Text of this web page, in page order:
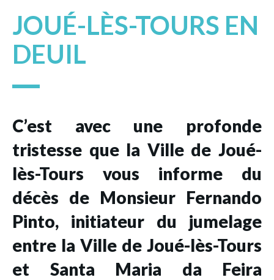
JOUÉ-LÈS-TOURS EN
DEUIL
C’est avec une profonde
tristesse que la Ville de Joué-
lès-Tours vous informe du
décès de Monsieur Fernando
Pinto, initiateur du jumelage
entre la Ville de Joué-lès-Tours
et Santa Maria da Feira